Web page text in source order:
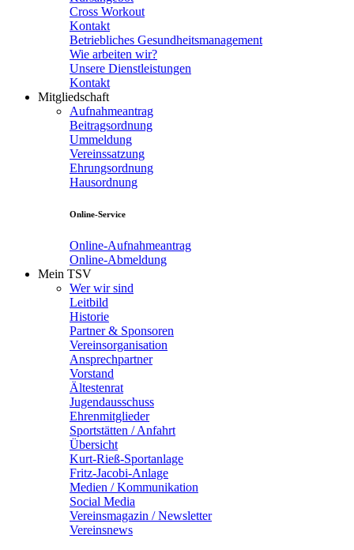
Cross Workout
Kontakt
Betriebliches Gesundheitsmanagement
Wie arbeiten wir?
Unsere Dienstleistungen
Kontakt
Mitgliedschaft
Aufnahmeantrag
Beitragsordnung
Ummeldung
Vereinssatzung
Ehrungsordnung
Hausordnung
Online-Service
Online-Aufnahmeantrag
Online-Abmeldung
Mein TSV
Wer wir sind
Leitbild
Historie
Partner & Sponsoren
Vereinsorganisation
Ansprechpartner
Vorstand
Ältestenrat
Jugendausschuss
Ehrenmitglieder
Sportstätten / Anfahrt
Übersicht
Kurt-Rieß-Sportanlage
Fritz-Jacobi-Anlage
Medien / Kommunikation
Social Media
Vereinsmagazin / Newsletter
Vereinsnews